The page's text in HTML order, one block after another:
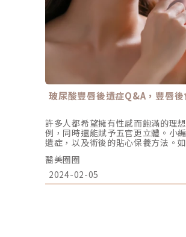
玻尿酸豐唇後遺症Q&A，豐唇
許多人都希望擁有性感而飽滿的理
例，同時還能賦予五官更立體。小
遺症，以及術後的貼心保養方法。
持水潤彈性。除了廣泛應用於填補
完美的微笑唇型。玻尿酸豐唇不僅
等問題。不僅提升了唇部的立體感
豐唇效果能維持多久？玻尿酸豐
醫美圈圈
2024-02-05